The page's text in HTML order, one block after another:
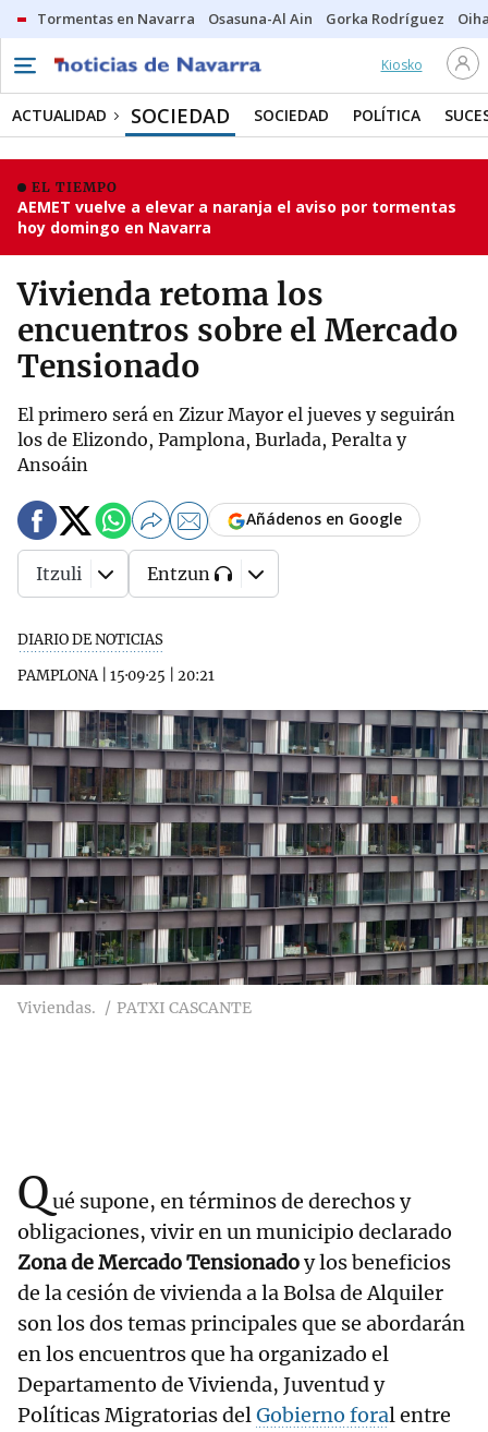
Tormentas en Navarra Osasuna-Al Ain Gorka Rodríguez
Kiosko
ACTUALIDAD SOCIEDAD SOCIEDAD POLÍTICA
EL TIEMPO
AEMET vuelve a elevar a naranja el aviso por tormentas
hoy domingo en Navarra
Vivienda retoma los
encuentros sobre el Mercado
Tensionado
El primero será en Zizur Mayor el jueves y seguirán
los de Elizondo, Pamplona, Burlada, Peralta y
Ansoáin
DIARIO DE NOTICIAS
PAMPLONA| 15·09·25 20:21
Añádenos en Google
Itzuli Entzun
Viviendas. PATXI CASCANTE
Qué supone, en términos de derechos y
obligaciones, vivir en un municipio declarado
Zona de Mercado Tensionadoy los beneficios
de la cesión de vivienda a la Bolsa de Alquiler
son los dos temas principales que se abordarán
en los encuentros que ha organizado el
Departamento de Vivienda, Juventud y
Políticas Migratorias delGobierno foral entre